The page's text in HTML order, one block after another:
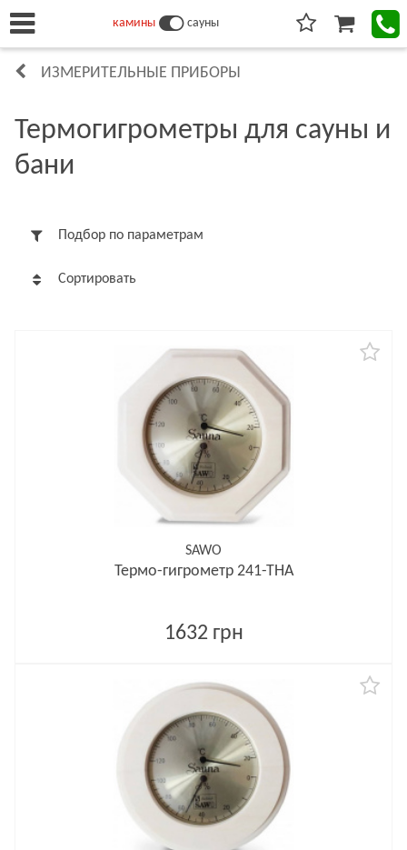
камины сауны
ИЗМЕРИТЕЛЬНЫЕ ПРИБОРЫ
Термогигрометры для сауны и
бани
Подбор по параметрам
Сортировать
SAWO
Термо-гигрометр 241-ТНA
1632 грн